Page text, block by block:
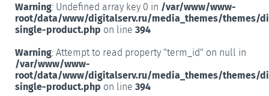
Warning: Undefined array key 0 in /var/www/www-
root/data/www/digitalserv.ru/media_themes/themes/
single-product.php on line 394
Warning: Attempt to read property "term_id" on null in
/var/www/www-
root/data/www/digitalserv.ru/media_themes/themes/
single-product.php on line 394